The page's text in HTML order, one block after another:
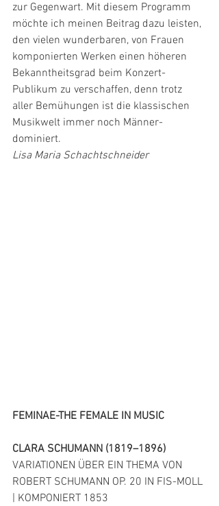
zur Gegenwart. Mit diesem Programm
möchte ich meinen Beitrag dazu leisten,
den vielen wunderbaren, von Frauen
komponierten Werken einen höheren
Bekanntheitsgrad beim Konzert-
Publikum zu verschaffen, denn trotz
aller Bemühungen ist die klassischen
Musikwelt immer noch Männer-
dominiert.
Lisa Maria Schachtschneider
FEMINAE-THE FEMALE IN MUSIC
CLARA SCHUMANN (1819–1896)
VARIATIONEN ÜBER EIN THEMA VON
ROBERT SCHUMANN OP. 20 IN FIS-MOLL
| KOMPONIERT 1853